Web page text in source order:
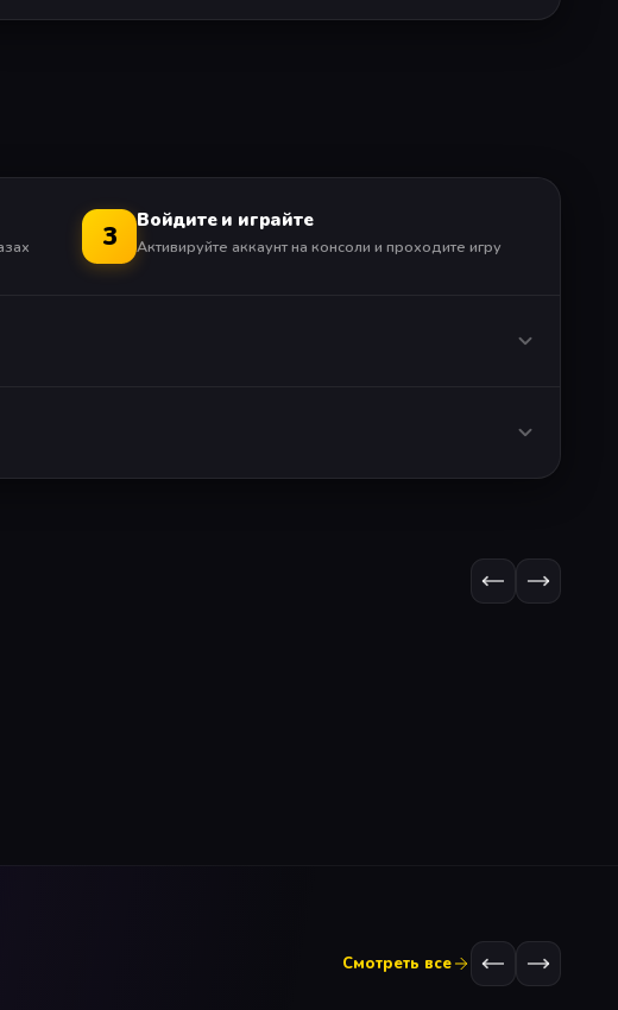
3 Войдите и играйте
Активируйте аккаунт на консоли и проходите игру
Смотреть все